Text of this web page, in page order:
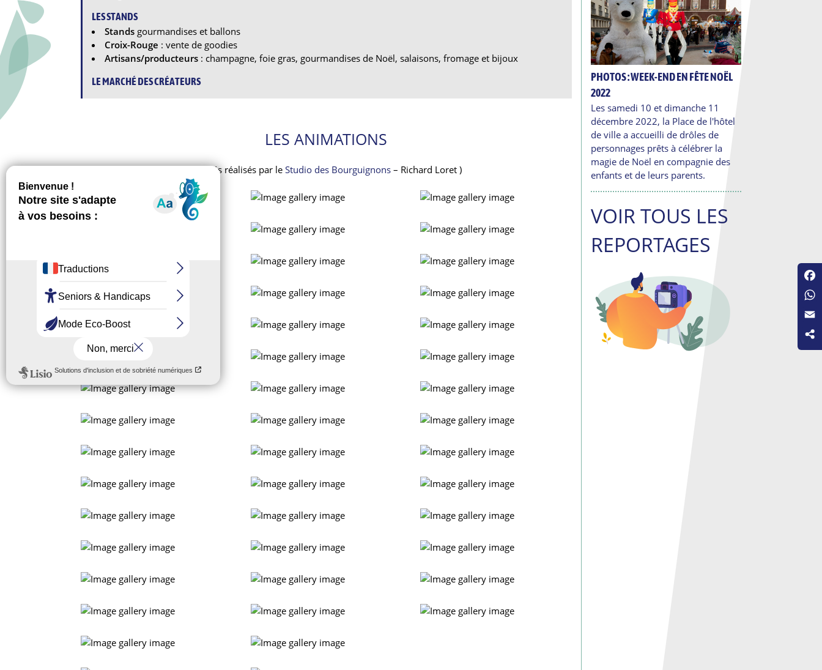
LES STANDS
Stands gourmandises et ballons
Croix-Rouge : vente de goodies
Artisans/producteurs : champagne, foie gras, gourmandises de Noël, salaisons, fromage et bijoux
LE MARCHÉ DES CRÉATEURS
LES ANIMATIONS
(Clichés réalisés par leStudio des Bourguignons – Richard Loret )
PHOTOS : WEEK-END EN FÊTE NOËL
2022
Les samedi 10 et dimanche 11
décembre 2022, la Place de l'hôtel
de ville a accueilli de drôles de
personnages prêts à célébrer la
magie de Noël en compagnie des
enfants et de leurs parents.
VOIR TOUS LES
REPORTAGES